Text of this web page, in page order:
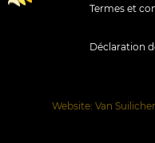
Termes et
Déclaration
Website: Van